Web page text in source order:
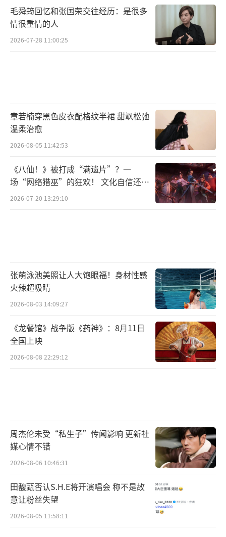
毛舜筠回忆和张国荣交往经历：是很多
情很重情的人
2026-07-28 11:00:25
章若楠穿黑色皮衣配格纹半裙 甜飒松弛
温柔治愈
2026-08-05 11:42:53
《八仙！》被打成“满遗片”？一
场“网络猎巫”的狂欢！ 文化自信还是
焦虑？
2026-07-20 13:29:10
张萌泳池美照让人大饱眼福！身材性感
火辣超吸睛
2026-08-03 14:09:27
《龙餐馆》战争版《药神》：8月11日
全国上映
2026-08-08 22:29:12
周杰伦未受“私生子”传闻影响 更新社
媒心情不错
2026-08-06 10:46:31
田馥甄否认S.H.E将开演唱会 称不是故
意让粉丝失望
2026-08-05 11:58:11